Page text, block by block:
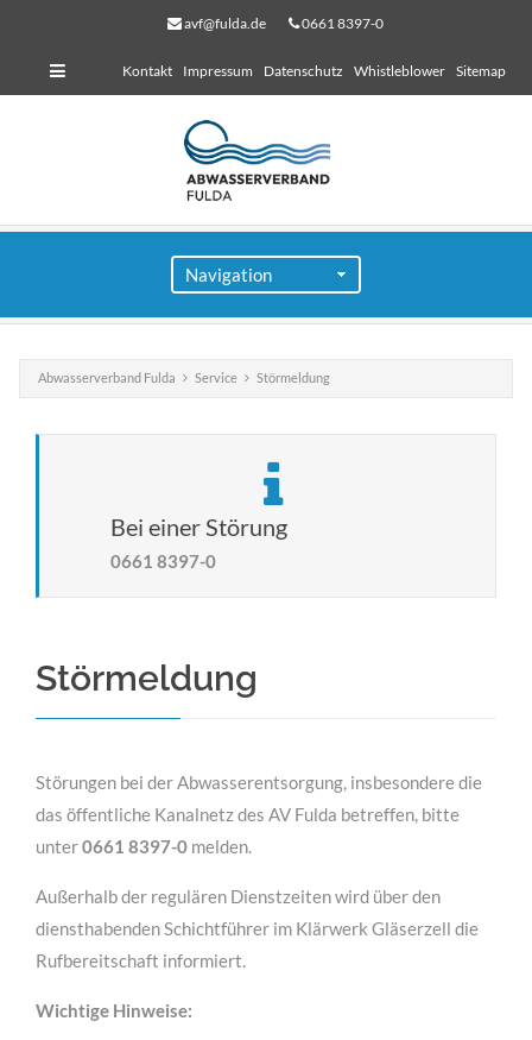
avf@fulda.de 0661 8397-0
Kontakt Impressum Datenschutz Whistleblower Sitemap
Abwasserverband Fulda Service Störmeldung
Bei einer Störung
0661 8397-0
Störmeldung
Störungen bei der Abwasserentsorgung, insbesondere die
das öffentliche Kanalnetz des AV Fulda betreffen, bitte
unter0661 8397-0 melden.
Außerhalb der regulären Dienstzeiten wird über den
diensthabenden Schichtführer im Klärwerk Gläserzell die
Rufbereitschaft informiert.
Wichtige Hinweise:
für Bauherren
Lorem ipsum dolor sit amet, consectetuer adipiscing
elit. Aenean commodo ligula eget dolor.
MEHR INFOS
für Bauunternehmen
Lorem ipsum dolor sit amet, consectetuer adipiscing